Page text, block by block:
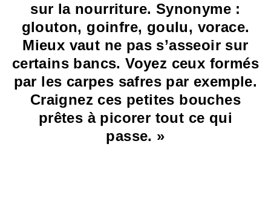
sur la nourriture. Synonyme :
glouton, goinfre, goulu, vorace.
Mieux vaut ne pas s’asseoir sur
certains bancs. Voyez ceux formés
par les carpes safres par exemple.
Craignez ces petites bouches
prêtes à picorer tout ce qui
passe. »